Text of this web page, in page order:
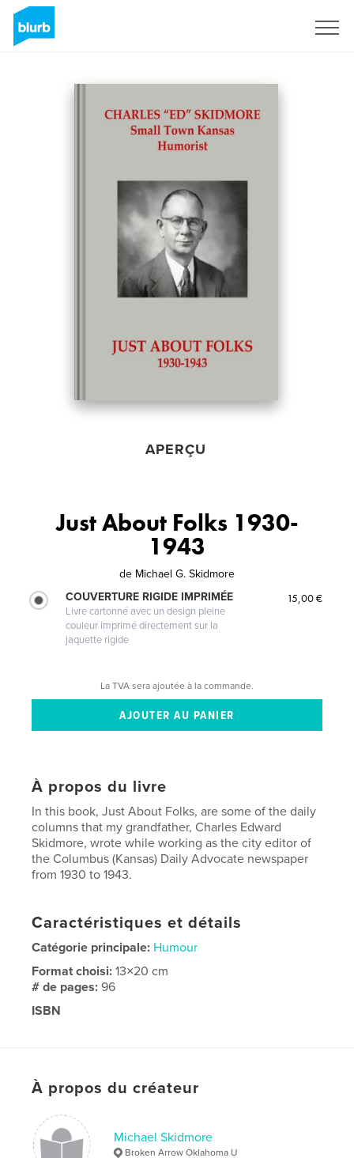
APERÇU
Just About Folks 1930-
1943
de Michael G. Skidmore
COUVERTURE RIGIDE IMPRIMÉE
Livre cartonné avec un design pleine
couleur imprimé directement sur la
jaquette rigide
15,00 €
La TVA sera ajoutée à la commande.
À propos du livre
In this book, Just About Folks, are some of the daily
columns that my grandfather, Charles Edward
Skidmore, wrote while working as the city editor of
the Columbus (Kansas) Daily Advocate newspaper
from 1930 to 1943.
Caractéristiques et détails
Catégorie principale: Humour
Format choisi:13×20 cm
# de pages:96
ISBN
À propos du créateur
Michael Skidmore
Broken Arrow Oklahoma U